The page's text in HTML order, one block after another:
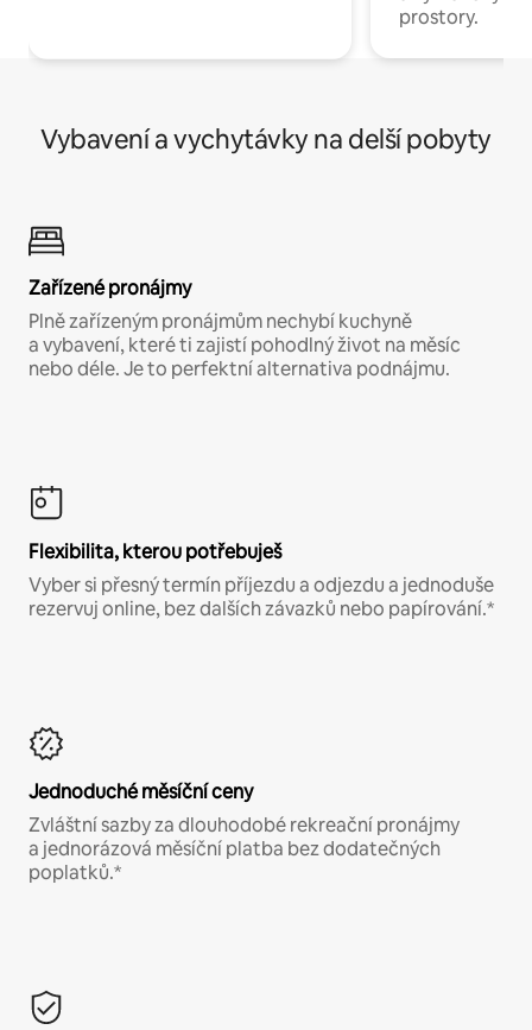
prostory.
Vybavení a vychytávky na delší pobyty
Zařízené pronájmy
Plně zařízeným pronájmům nechybí kuchyně
a vybavení, které ti zajistí pohodlný život na měsíc
nebo déle. Je to perfektní alternativa podnájmu.
Flexibilita, kterou potřebuješ
Vyber si přesný termín příjezdu a odjezdu a jednoduše
rezervuj online, bez dalších závazků nebo papírování.*
Jednoduché měsíční ceny
Zvláštní sazby za dlouhodobé rekreační pronájmy
a jednorázová měsíční platba bez dodatečných
poplatků.*